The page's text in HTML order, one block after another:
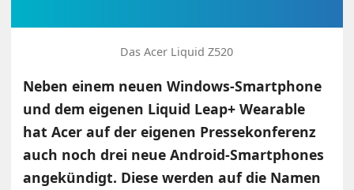
Das Acer Liquid Z520
Neben einem neuen Windows-Smartphone
und dem eigenen Liquid Leap+ Wearable
hat Acer auf der eigenen Pressekonferenz
auch noch drei neue Android-Smartphones
angekündigt. Diese werden auf die Namen